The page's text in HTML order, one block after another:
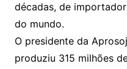
décadas, de
do mundo.
O presidente da
produziu 315 milhões